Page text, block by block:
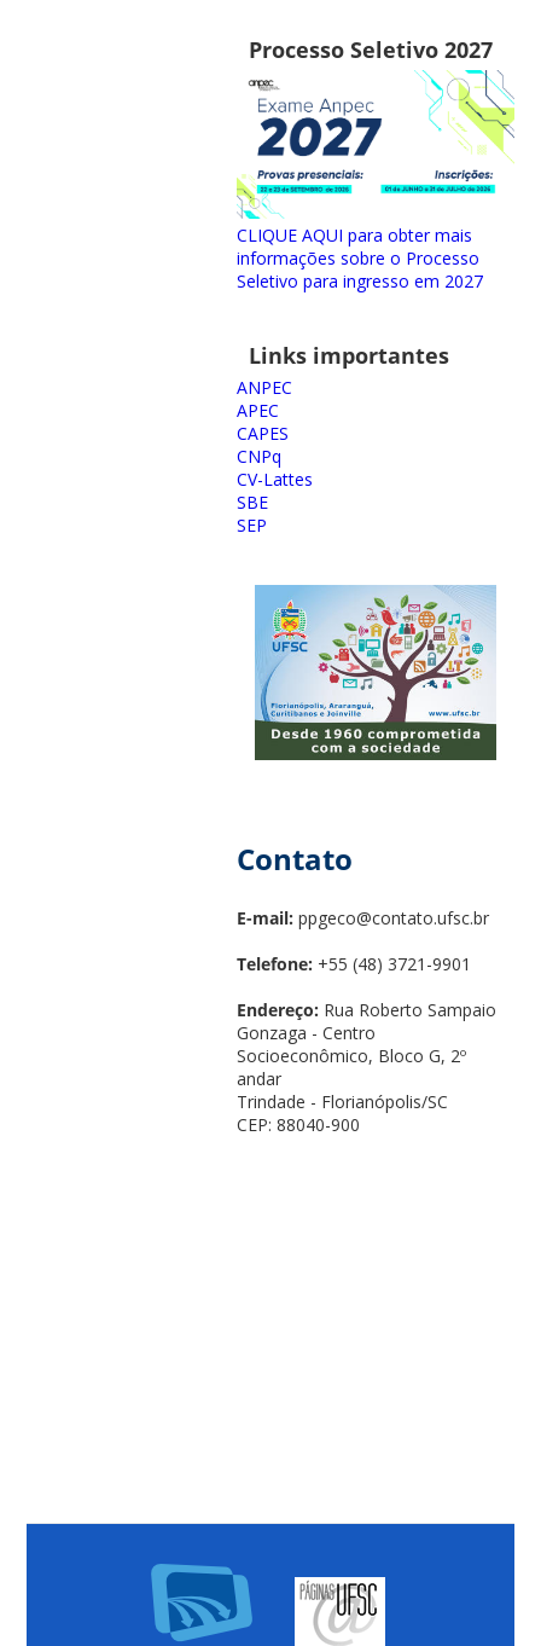
Processo Seletivo 2027
CLIQUE AQUI para obter mais
informações sobre o Processo
Seletivo para ingresso em 2027
Links importantes
ANPEC
APEC
CAPES
CNPq
CV-Lattes
SBE
SEP
Contato
E-mail: ppgeco@contato.ufsc.br
Telefone: +55 (48) 3721-9901
Endereço: Rua Roberto Sampaio
Gonzaga - Centro
Socioeconômico, Bloco G, 2º
andar
Trindade - Florianópolis/SC
CEP: 88040-900